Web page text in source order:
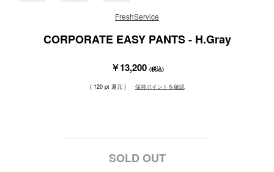
FreshService
CORPORATE EASY PANTS - H.Gray
￥13,200 (税込)
( 120 pt 還元 ) 保持ポイントを確認
SOLD OUT